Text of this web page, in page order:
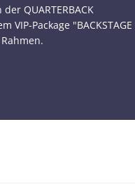
QUARTERBACK
VIP-Package "BACKSTAGE